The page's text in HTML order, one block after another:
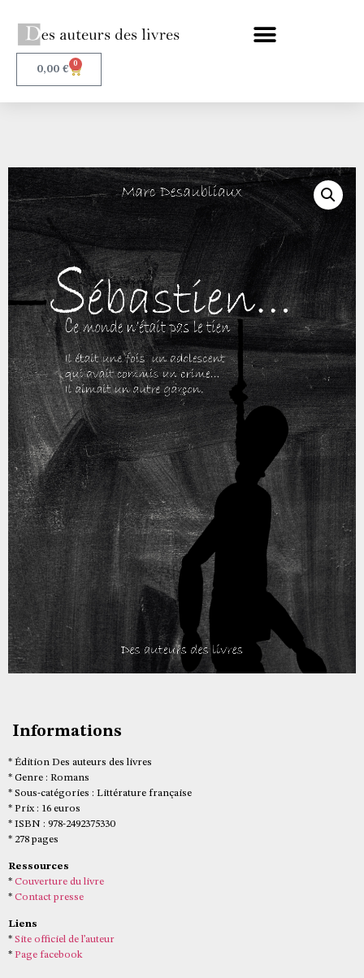
0,00 € 0
Informations
* Édition Des auteurs des livres
* Genre : Romans
* Sous-catégories : Littérature française
* Prix : 16 euros
* ISBN : 978-2492375330
* 278 pages
Ressources
* Couverture du livre
* Contact presse
Liens
* Site officiel de l’auteur
* Page facebook